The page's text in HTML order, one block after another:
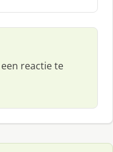
reactie te